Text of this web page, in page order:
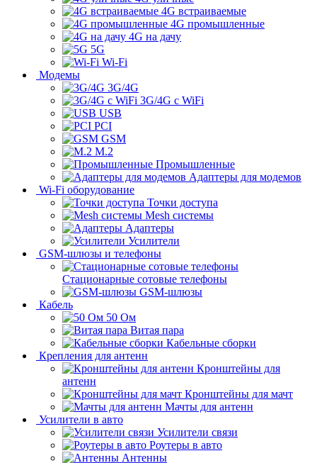
4G встраиваемые
4G промышленные
4G на дачу
5G
Wi-Fi
Модемы
3G/4G
3G/4G с WiFi
USB
PCI
GSM
M.2
Промышленные
Адаптеры для модемов
Wi-Fi оборудование
Точки доступа
Mesh системы
Адаптеры
Усилители
GSM-шлюзы и телефоны
Стационарные сотовые телефоны
GSM-шлюзы
Кабель
50 Ом
Витая пара
Кабельные сборки
Крепления для антенн
Кронштейны для
антенн
Кронштейны для мачт
Мачты для антенн
Усилители в авто
Усилители связи
Роутеры в авто
Антенны